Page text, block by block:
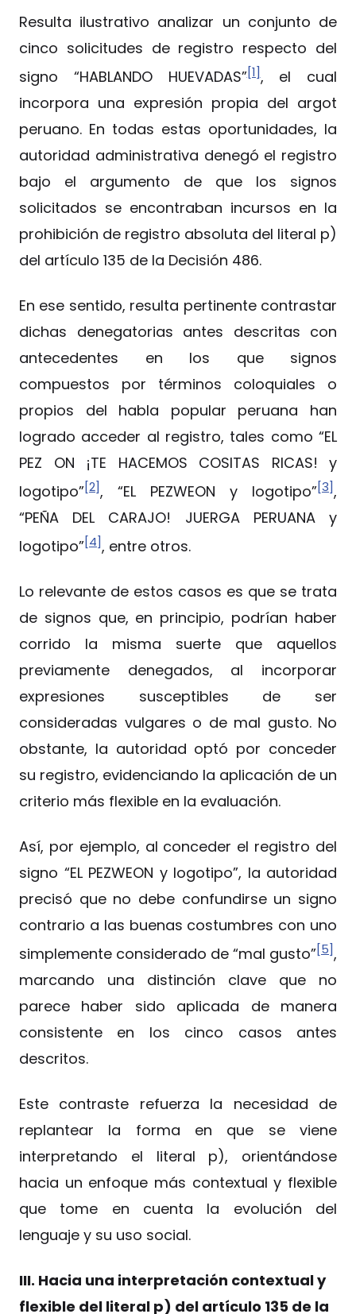
Resulta ilustrativo analizar un conjunto de
cinco solicitudes de registro respecto del
signo “HABLANDO HUEVADAS”[1], el cual
incorpora una expresión propia del argot
peruano. En todas estas oportunidades, la
autoridad administrativa denegó el registro
bajo el argumento de que los signos
solicitados se encontraban incursos en la
prohibición de registro absoluta del literal p)
del artículo 135 de la Decisión 486.
En ese sentido, resulta pertinente contrastar
dichas denegatorias antes descritas con
antecedentes en los que signos
compuestos por términos coloquiales o
propios del habla popular peruana han
logrado acceder al registro, tales como “EL
PEZ ON ¡TE HACEMOS COSITAS RICAS! y
logotipo”[2], “EL PEZWEON y logotipo”[3],
“PEÑA DEL CARAJO! JUERGA PERUANA y
logotipo”[4], entre otros.
Lo relevante de estos casos es que se trata
de signos que, en principio, podrían haber
corrido la misma suerte que aquellos
previamente denegados, al incorporar
expresiones susceptibles de ser
consideradas vulgares o de mal gusto. No
obstante, la autoridad optó por conceder
su registro, evidenciando la aplicación de un
criterio más flexible en la evaluación.
Así, por ejemplo, al conceder el registro del
signo “EL PEZWEON y logotipo”, la autoridad
precisó que no debe confundirse un signo
contrario a las buenas costumbres con uno
simplemente considerado de “mal gusto”[5],
marcando una distinción clave que no
parece haber sido aplicada de manera
consistente en los cinco casos antes
descritos.
Este contraste refuerza la necesidad de
replantear la forma en que se viene
interpretando el literal p), orientándose
hacia un enfoque más contextual y flexible
que tome en cuenta la evolución del
lenguaje y su uso social.
III. Hacia una interpretación contextual y
flexible del literal p) del artículo 135 de la